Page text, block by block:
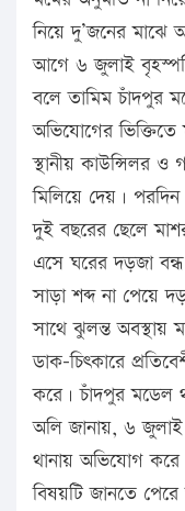
নিয়ে দু’জনের
আগে ৬ জুলাই
বলে তামিম চাঁদপুর
অভিযোগের
স্থানীয় কাউন্সিলর ও
মিলিয়ে দেয়।
দুই বছরের ছেলে
এসে ঘরের দড়জা
সাড়া শব্দ না পেয়ে
সাথে ঝুলন্ত অবস্থায়
ডাক-চিৎকারে
করে। চাঁদপুর মডেল
অলি জানায়, ৬
থানায় অভিযোগ করে
বিষয়টি জানতে